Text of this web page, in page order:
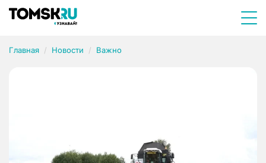
Главная Новости Важно